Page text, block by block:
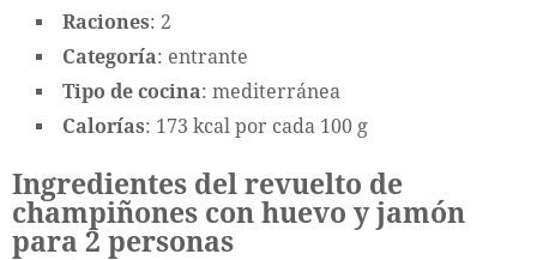
Raciones: 2
Categoría: entrante
Tipo de cocina: mediterránea
Calorías: 173 kcal por cada 100 g
Ingredientes del revuelto de
champiñones con huevo y jamón
para 2 personas